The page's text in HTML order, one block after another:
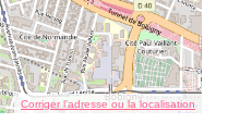
Corriger l’adresse ou la localisation